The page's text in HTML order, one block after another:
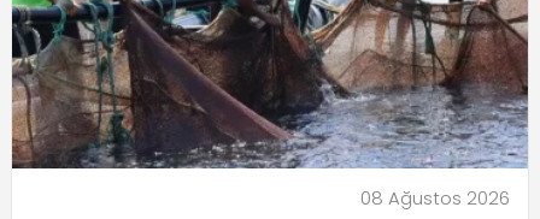
08 Ağustos 2026